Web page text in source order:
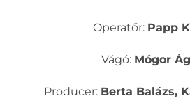
Operatőr: Papp
Vágó: Mógor
Producer: Berta Balázs,